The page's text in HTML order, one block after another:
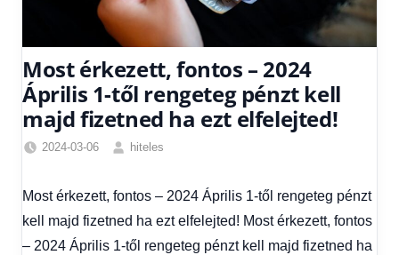
Most érkezett, fontos – 2024
Április 1-től rengeteg pénzt kell
majd fizetned ha ezt elfelejted!
2024-03-06
hiteles
Hírek,
Hírek
Most érkezett, fontos – 2024 Április 1-től rengeteg pénzt
kell majd fizetned ha ezt elfelejted! Most érkezett, fontos
– 2024 Április 1-től rengeteg pénzt kell majd fizetned ha